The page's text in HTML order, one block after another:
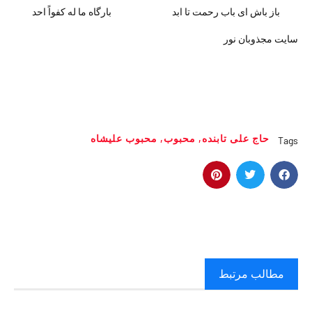
باز باش ای باب رحمت تا ابد بارگاه ما له کفواً احد
سایت مجذوبان نور
Tags حاج علی تابنده, محبوب, محبوب علیشاه
مطالب مرتبط